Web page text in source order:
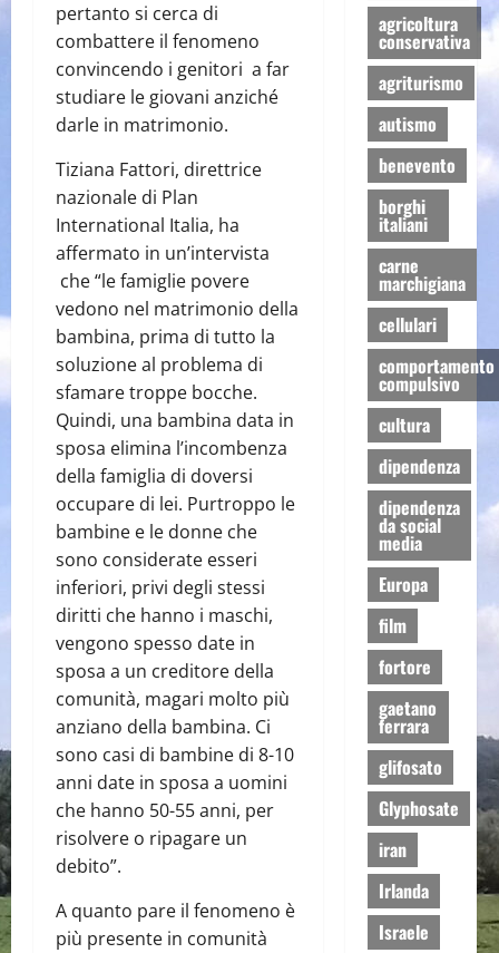
pertanto si cerca di
combattere il fenomeno
convincendo i genitori a far
studiare le giovani anziché
darle in matrimonio.
Tiziana Fattori, direttrice
nazionale di Plan
International Italia, ha
affermato in un’intervista
che “le famiglie povere
vedono nel matrimonio della
bambina, prima di tutto la
soluzione al problema di
sfamare troppe bocche.
Quindi, una bambina data in
sposa elimina l’incombenza
della famiglia di doversi
occupare di lei. Purtroppo le
bambine e le donne che
sono considerate esseri
inferiori, privi degli stessi
diritti che hanno i maschi,
vengono spesso date in
sposa a un creditore della
comunità, magari molto più
anziano della bambina. Ci
sono casi di bambine di 8-10
anni date in sposa a uomini
che hanno 50-55 anni, per
risolvere o ripagare un
debito”.
A quanto pare il fenomeno è
più presente in comunità
agricoltura
conservativa
agriturismo
autismo
benevento
borghi
italiani
carne
marchigiana
cellulari
comportamento
compulsivo
cultura
dipendenza
dipendenza
da social
media
Europa
film
fortore
gaetano
ferrara
glifosato
Glyphosate
iran
Irlanda
Israele